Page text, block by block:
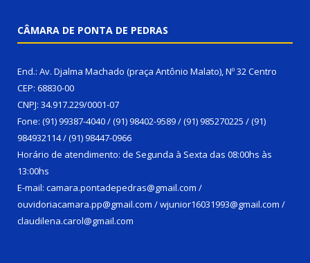
CÂMARA DE PONTA DE PEDRAS
End.: Av. Djalma Machado (praça Antônio Malato), Nº 32 Centro
CEP: 68830-00
CNPJ: 34.917.229/0001-07
Fone: (91) 99387-4040 / (91) 98402-9589 / (91) 985270225 / (91)
984932114 / (91) 98447-0966
Horário de atendimento: de Segunda à Sexta das 08:00hs às
13:00hs
E-mail: camara.pontadepedras@gmail.com /
ouvidoriacamara.pp@gmail.com / wjunior16031993@gmail.com /
claudilena.carol@gmail.com